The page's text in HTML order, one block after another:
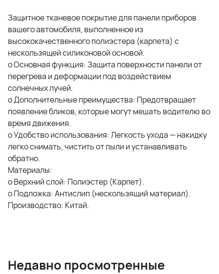
Защитное тканевое покрытие для панели приборов
вашего автомобиля, выполненное из
высококачественного полиэстера (карпета) с
нескользящей силиконовой основой.
o Основная функция: Защита поверхности панели от
перегрева и деформации под воздействием
солнечных лучей.
o Дополнительные преимущества: Предотвращает
появление бликов, которые могут мешать водителю во
время движения.
o Удобство использования: Легкость ухода — накидку
легко снимать, чистить от пыли и устанавливать
обратно.
Материалы:
o Верхний слой: Полиэстер (Карпет).
o Подложка: Антислип (нескользящий материал).
Производство: Китай.
Недавно просмотренные